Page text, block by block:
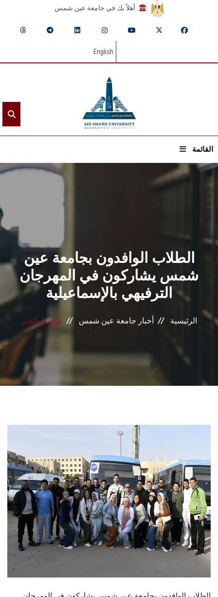
أهلاً بك في جامعة عين شمس
English
القائمة
الرئيسيـة
القطاعـات
الشئون الأكاديمية
البحث العلمي
المراكز والوحدات
الأنظمة الذكية
هيئة التدريس
الدراسات العليا
الخريجين
الموظفون
الزائـرون
الطلاب الوافدون بجامعة عين
شمس يشاركون في المهرجان
الترفيهي بالإسماعيلية
الرئيسية أخبار جامعة عين شمس تفاصيل الخبر